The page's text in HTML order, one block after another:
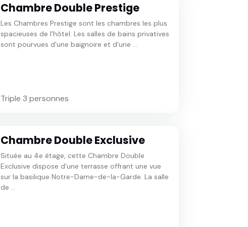
Chambre Double Prestige
Les Chambres Prestige sont les chambres les plus
spacieuses de l'hôtel. Les salles de bains privatives
sont pourvues d'une baignoire et d'une ...
Triple 3 personnes
Chambre Double Exclusive
Située au 4e étage, cette Chambre Double
Exclusive dispose d'une terrasse offrant une vue
sur la basilique Notre-Dame-de-la-Garde. La salle
de ...